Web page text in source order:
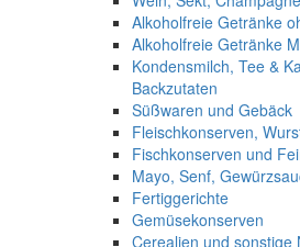
Alkoholfreie Getränke
Alkoholfreie Getränke
Kondensmilch, Tee &
Backzutaten
Süßwaren und Gebäck
Fleischkonserven,
Fischkonserven und
Mayo, Senf,
Fertiggerichte
Gemüsekonserven
Cerealien und sonstige